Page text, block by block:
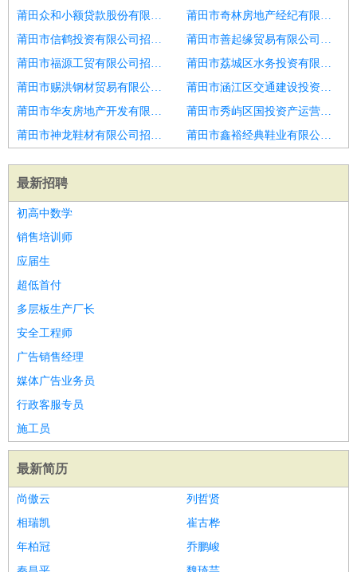
莆田众和小额贷款股份有限公司招聘种植医生
莆田市奇林房地产经纪有限公司招聘助理医生
莆田市信鹤投资有限公司招聘妇科医生
莆田市善起缘贸易有限公司招聘口腔医生
莆田市福源工贸有限公司招聘骨科主治医师
莆田市荔城区水务投资有限公司招聘中医医生
莆田市赐洪钢材贸易有限公司招聘口腔执业医生
莆田市涵江区交通建设投资有限公司招聘口腔全科医生
莆田市华友房地产开发有限公司招聘隐形义齿师傅
莆田市秀屿区国投资产运营有限公司招聘中医医生,中西医结合
莆田市神龙鞋材有限公司招聘公卫医生
莆田市鑫裕经典鞋业有限公司招聘口腔助理医生
最新招聘
初高中数学
销售培训师
应届生
超低首付
多层板生产厂长
安全工程师
广告销售经理
媒体广告业务员
行政客服专员
施工员
最新简历
尚傲云
列哲贤
相瑞凯
崔古桦
年柏冠
乔鹏峻